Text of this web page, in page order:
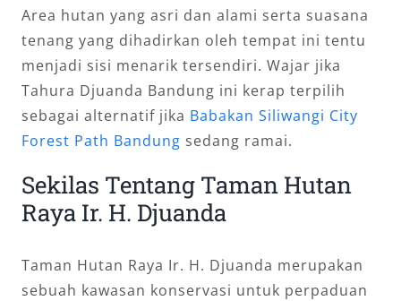
Area hutan yang asri dan alami serta suasana
tenang yang dihadirkan oleh tempat ini tentu
menjadi sisi menarik tersendiri. Wajar jika
Tahura Djuanda Bandung ini kerap terpilih
sebagai alternatif jika Babakan Siliwangi City
Forest Path Bandung sedang ramai.
Sekilas Tentang Taman Hutan
Raya Ir. H. Djuanda
Taman Hutan Raya Ir. H. Djuanda merupakan
sebuah kawasan konservasi untuk perpaduan